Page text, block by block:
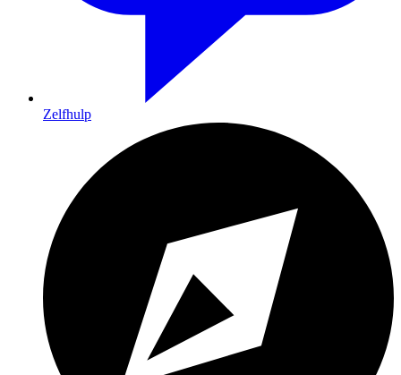
Zelfhulp